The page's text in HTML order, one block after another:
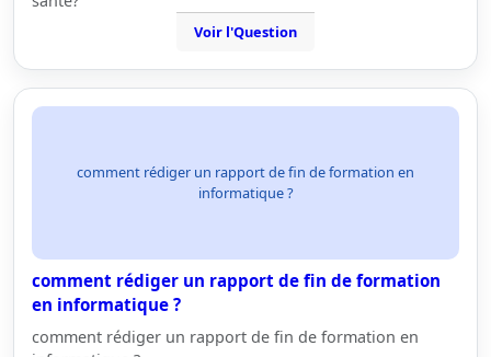
Voir l'Question
comment rédiger un rapport de fin de formation en
informatique ?
comment rédiger un rapport de fin de formation
en informatique ?
comment rédiger un rapport de fin de formation en